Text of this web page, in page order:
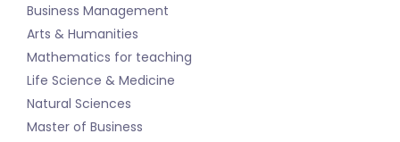
Business Management
Arts & Humanities
Mathematics for teaching
Life Science & Medicine
Natural Sciences
Master of Business